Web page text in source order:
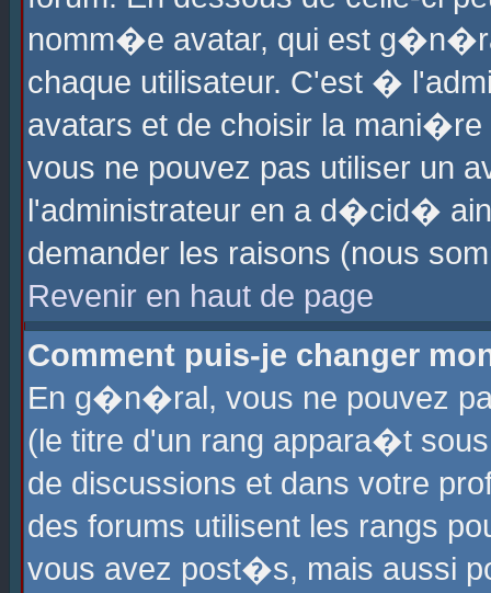
nomm�e avatar, qui est
chaque utilisateur. C'est �
avatars et de choisir la
vous ne pouvez pas utiliser un
l'administrateur en a d�cid�
demander les raisons (nous
Revenir en haut de page
Comment puis-je changer
En g�n�ral, vous ne pouvez
(le titre d'un rang appara�t
de discussions et dans votre
des forums utilisent les rangs
vous avez post�s, mais aussi